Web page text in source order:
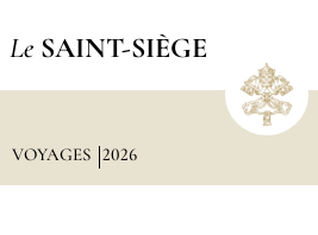
Le SAINT-SIÈGE
VOYAGES 2026